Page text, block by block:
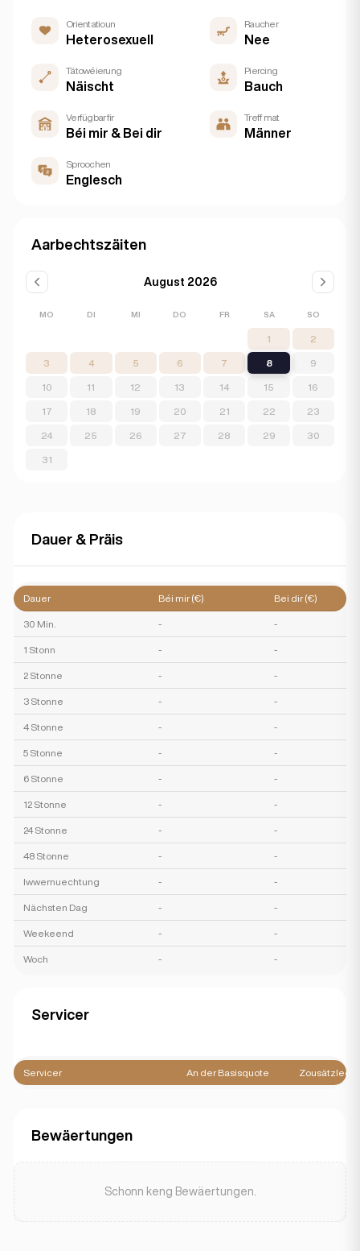
Orientatioun
Heterosexuell
Raucher
Nee
Tätowéierung
Näischt
Piercing
Bauch
Verfügbar fir
Béi mir & Bei dir
Treff mat
Männer
Sproochen
Englesch
Aarbechtszäiten
August 2026
MO DI MI DO FR SA SO
1 2
3 4 5 6 7 8 9
10 11 12 13 14 15 16
17 18 19 20 21 22 23
24 25 26 27 28 29 30
31
Dauer & Präis
Dauer Béi mir (€) Bei dir (€)
30 Min. - -
1 Stonn - -
2 Stonne - -
3 Stonne - -
4 Stonne - -
5 Stonne - -
6 Stonne - -
12 Stonne - -
24 Stonne - -
48 Stonne - -
Iwwernuechtung - -
Nächsten Dag - -
Weekeend - -
Woch - -
Servicer
Servicer An der Basisquote Zousätzlech
Bewäertungen
Schonn keng Bewäertungen.